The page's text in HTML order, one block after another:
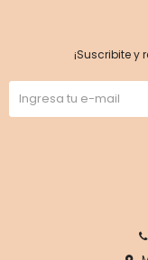
¡Suscribite